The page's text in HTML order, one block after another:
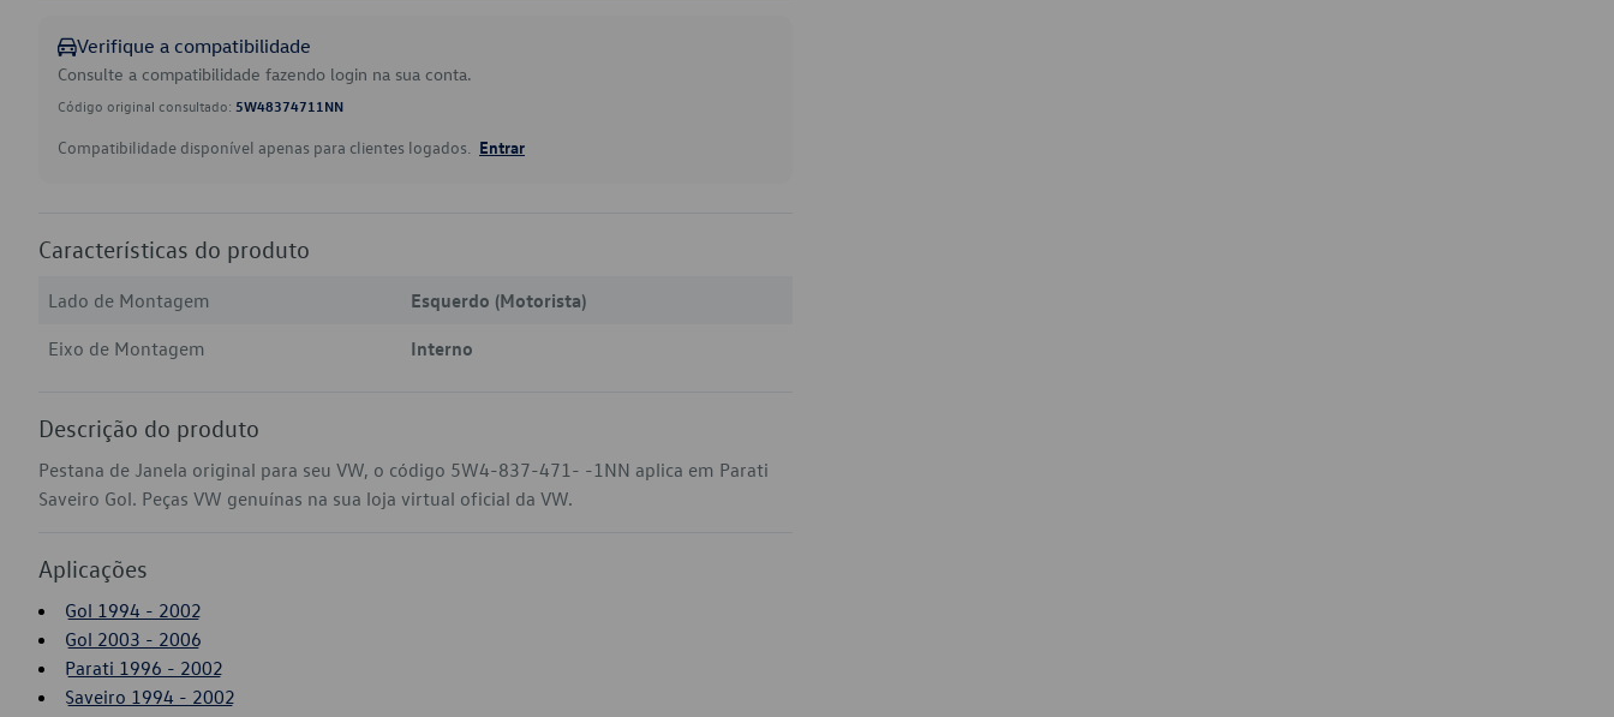
Verifique a compatibilidade
Consulte a compatibilidade fazendo login na sua conta.
Código original consultado: 5W48374711NN
Compatibilidade disponível apenas para clientes logados. Entrar
Características do produto
Lado de Montagem
Esquerdo (Motorista)
Eixo de Montagem
Interno
Descrição do produto
Pestana de Janela original para seu VW, o código 5W4-837-471- -1NN aplica em Parati
Saveiro Gol. Peças VW genuínas na sua loja virtual oficial da VW.
Aplicações
Gol 1994 - 2002
Gol 2003 - 2006
Parati 1996 - 2002
Saveiro 1994 - 2002